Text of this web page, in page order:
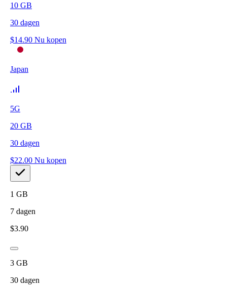
10 GB
30 dagen
$14.90 Nu kopen
Japan
5G
20 GB
30 dagen
$22.00 Nu kopen
1 GB
7 dagen
$3.90
3 GB
30 dagen